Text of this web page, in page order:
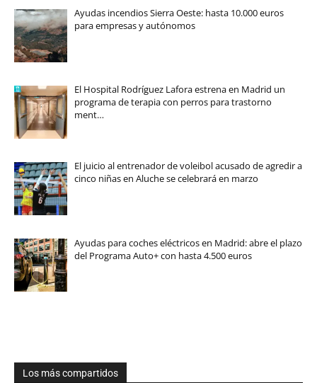
Ayudas incendios Sierra Oeste: hasta 10.000 euros
para empresas y autónomos
El Hospital Rodríguez Lafora estrena en Madrid un
programa de terapia con perros para trastorno
ment…
El juicio al entrenador de voleibol acusado de agredir a
cinco niñas en Aluche se celebrará en marzo
Ayudas para coches eléctricos en Madrid: abre el plazo
del Programa Auto+ con hasta 4.500 euros
Los más compartidos